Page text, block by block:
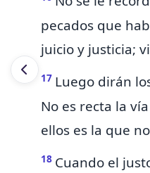
pecados que
juicio y justicia;
17 Luego dirán
No es recta la
ellos es la que
18 Cuando el